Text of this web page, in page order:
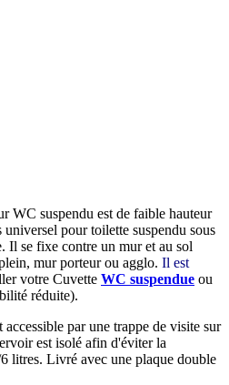
WC suspendu est de faible hauteur
pour toilette suspendu sous
Il se fixe contre un mur et au sol
mur porteur ou agglo. Il est
votre Cuvette WC suspendue ou
réduite).
accessible par une trappe de visite sur
est isolé afin d'éviter la
litres. Livré avec une plaque double